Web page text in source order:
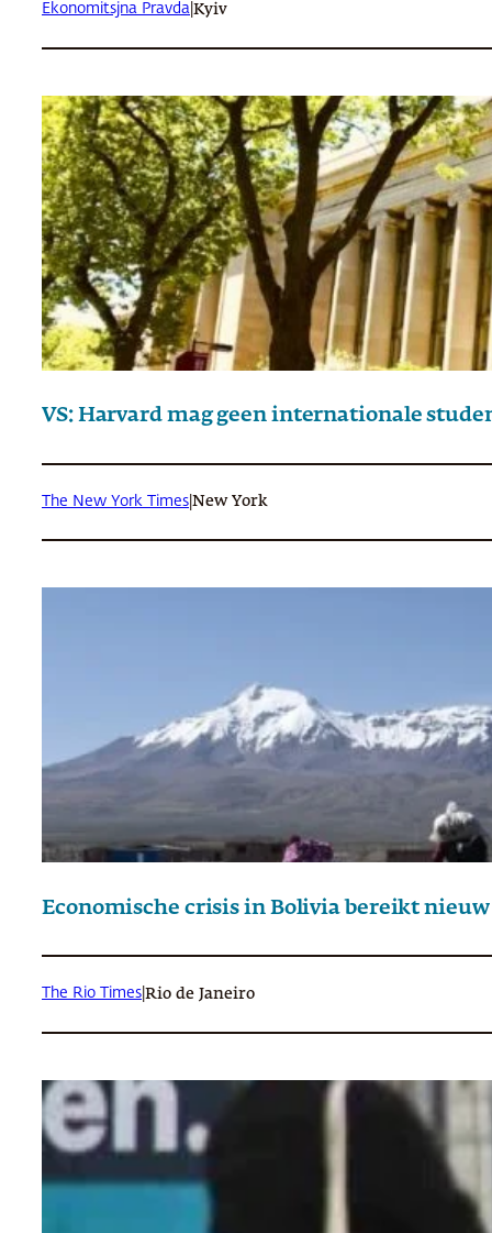
Ekonomitsjna Pravda Kyiv
VS: Harvard mag geen internationale
The New York Times New York
Economische crisis in Bolivia bereikt
The Rio Times Rio de Janeiro